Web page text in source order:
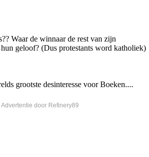
Waar de winnaar de rest van zijn
geloof? (Dus protestants word katholiek)
grootste desinteresse voor Boeken....
door Refinery89